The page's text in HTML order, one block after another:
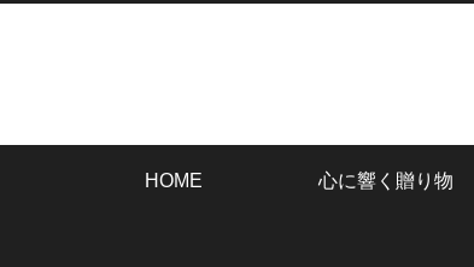
HOME 心に響く贈り物